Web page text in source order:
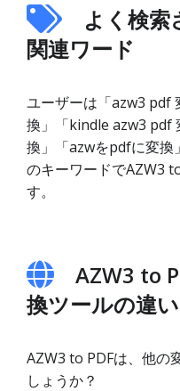
よく検
関連ワード
ユーザーは「azw3 pdf
換」「kindle azw3 pdf
換」「azwをpdfに変換
のキーワードでAZW3
す。
AZW3 to
換ツールの違い
AZW3 to PDFは、他の
しょうか？